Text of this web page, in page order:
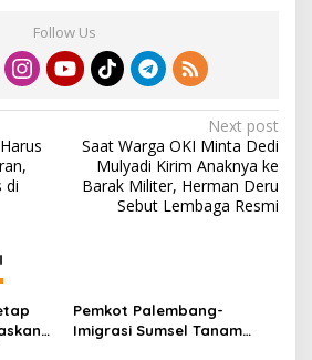
Follow Us
di
Next post
Saat Warga OKI Minta Dedi
Mulyadi Kirim Anaknya ke
Barak Militer, Herman Deru
Sebut Lembaga Resmi
Pemkot Palembang-
Imigrasi Sumsel Tanam